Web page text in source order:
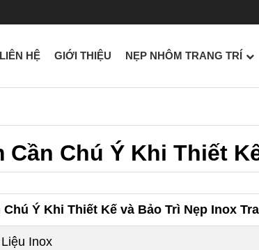
LIÊN HỆ GIỚI THIỆU NẸP NHÔM TRANG TRÍ
Chú Ý Khi Thiết
Ý Khi Thiết Kế và Bảo Trì Nẹp Inox
Inox